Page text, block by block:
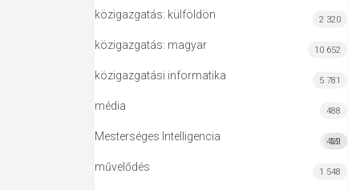
közigazgatás: külföldön 2 320
közigazgatás: magyar 10 652
közigazgatási informatika 5 781
média 488
Mesterséges Intelligencia MI
422
művelődés 1 548